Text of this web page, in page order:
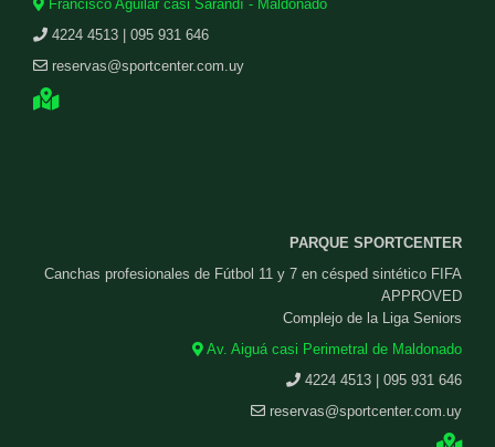
Francisco Aguilar casi Sarandí - Maldonado
4224 4513 | 095 931 646
reservas@sportcenter.com.uy
PARQUE SPORTCENTER
Canchas profesionales de Fútbol 11 y 7 en césped sintético FIFA
APPROVED
Complejo de la Liga Seniors
Av. Aiguá casi Perimetral de Maldonado
4224 4513 | 095 931 646
reservas@sportcenter.com.uy